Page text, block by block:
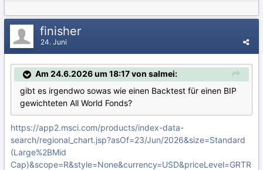
finisher
24. Juni
Am 24.6.2026 um 18:17 von salmei:
gibt es irgendwo sowas wie einen Backtest für einen BIP
gewichteten All World Fonds?
https://app2.msci.com/products/index-data-
search/regional_chart.jsp?asOf=23/Jun/2026&size=Standard
(Large%2BMid
Cap)&scope=R&style=None&currency=USD&priceLevel=GRTR